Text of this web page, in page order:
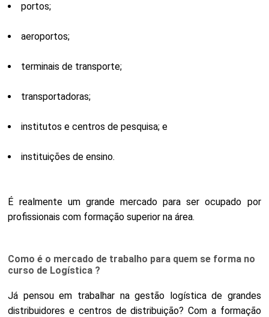
portos;
aeroportos;
terminais de transporte;
transportadoras;
institutos e centros de pesquisa; e
instituições de ensino.
É realmente um grande mercado para ser ocupado por
profissionais com formação superior na área.
Como é o mercado de trabalho para quem se forma no
curso de Logística ?
Já pensou em trabalhar na gestão logística de grandes
distribuidores e centros de distribuição? Com a formação